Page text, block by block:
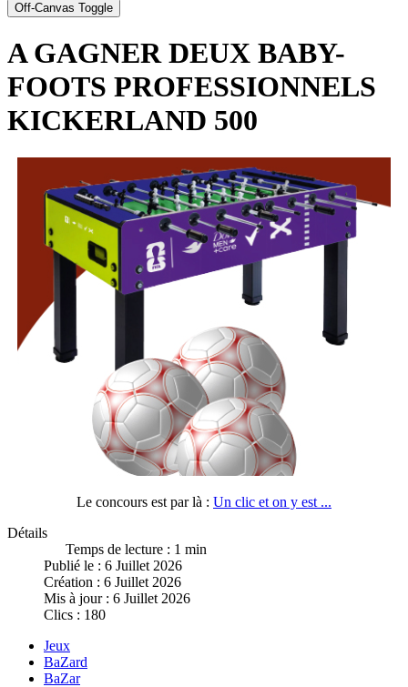
Off-Canvas Toggle
A GAGNER DEUX BABY-
FOOTS PROFESSIONNELS
KICKERLAND 500
Le concours est par là : Un clic et on y est ...
Détails
Temps de lecture : 1 min
Publié le : 6 Juillet 2026
Création : 6 Juillet 2026
Mis à jour : 6 Juillet 2026
Clics : 180
Jeux
BaZard
BaZar